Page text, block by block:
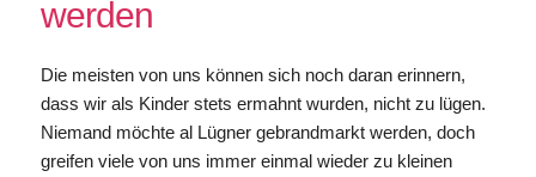
werden
Die meisten von uns können sich noch daran erinnern,
dass wir als Kinder stets ermahnt wurden, nicht zu lügen.
Niemand möchte al Lügner gebrandmarkt werden, doch
greifen viele von uns immer einmal wieder zu kleinen